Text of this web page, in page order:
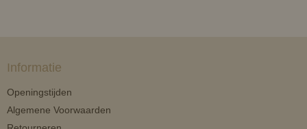
Informatie
Openingstijden
Algemene Voorwaarden